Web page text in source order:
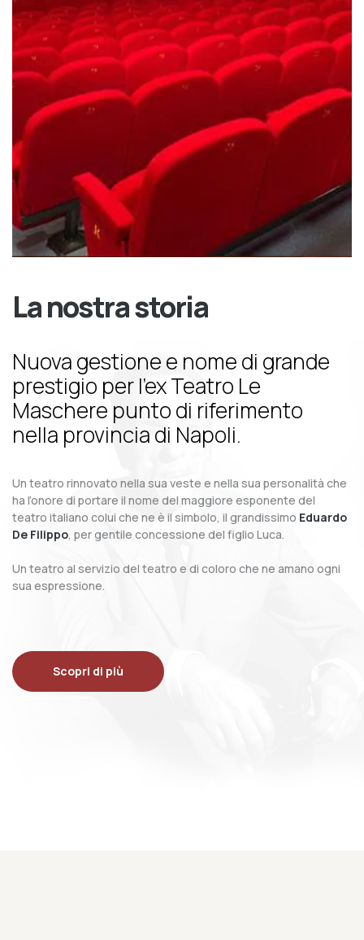
La nostra storia
Nuova gestione e nome di grande
prestigio per l’ex Teatro Le
Maschere punto di riferimento
nella provincia di Napoli.
Un teatro rinnovato nella sua veste e nella sua personalità che
ha l’onore di portare il nome del maggiore esponente del
teatro italiano colui che ne è il simbolo, il grandissimo Eduardo
De Filippo, per gentile concessione del figlio Luca.
Un teatro al servizio del teatro e di coloro che ne amano ogni
sua espressione.
Scopri di più